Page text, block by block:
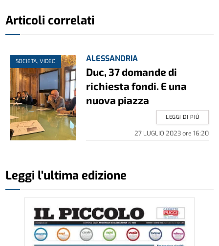
Articoli correlati
SOCIETÀ, VIDEO ALESSANDRIA
Duc, 37 domande di
richiesta fondi. E una
nuova piazza
27 LUGLIO 2023ore 16:20
LEGGI DI PIÚ
Leggi l'ultima edizione